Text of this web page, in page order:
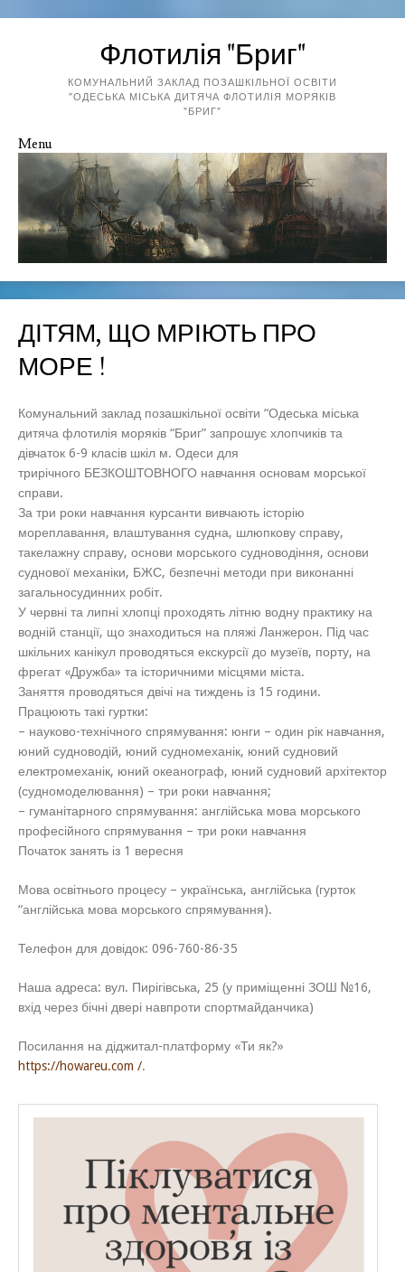
Флотилія "Бриг"
КОМУНАЛЬНИЙ ЗАКЛАД ПОЗАШКІЛЬНОЇ ОСВІТИ
"ОДЕСЬКА МІСЬКА ДИТЯЧА ФЛОТИЛІЯ МОРЯКІВ
"БРИГ"
Menu
Skip to content
ДІТЯМ, ЩО МРІЮТЬ ПРО
МОРЕ !
Комунальний заклад позашкільної освіти “Одеська міська
дитяча флотилія моряків “Бриг” запрошує хлопчиків та
дівчаток 6-9 класів шкіл м. Одеси для
трирічного БЕЗКОШТОВНОГО навчання основам морської
справи.
За три роки навчання курсанти вивчають історію
мореплавання, влаштування судна, шлюпкову справу,
такелажну справу, основи морського судноводіння, основи
суднової механіки, БЖС, безпечні методи при виконанні
загальносудинних робіт.
У червні та липні хлопці проходять літню водну практику на
водній станції, що знаходиться на пляжі Ланжерон. Під час
шкільних канікул проводяться екскурсії до музеїв, порту, на
фрегат «Дружба» та історичними місцями міста.
Заняття проводяться двічі на тиждень із 15 години.
Працюють такі гуртки:
– науково-технічного спрямування: юнги – один рік навчання,
юний судноводій, юний судномеханік, юний судновий
електромеханік, юний океанограф, юний судновий архітектор
(судномоделювання) – три роки навчання;
– гуманітарного спрямування: англійська мова морського
професійного спрямування – три роки навчання
Початок занять із 1 вересня
Мова освітнього процесу – українська, англійська (гурток
“англійська мова морського спрямування).
Телефон для довідок: 096-760-86-35
Наша адреса: вул. Пирігівська, 25 (у приміщенні ЗОШ №16,
вхід через бічні двері навпроти спортмайданчика)
Посилання на діджитал-платформу «Ти як?»
https://howareu.com /.